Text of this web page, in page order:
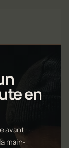
en
avant
main-